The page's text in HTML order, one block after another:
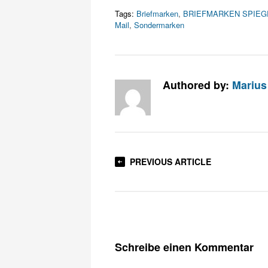
Tags: Briefmarken, BRIEFMARKEN
Mail, Sondermarken
Authored by:
PREVIOUS ARTICLE
Schreibe einen Kommentar